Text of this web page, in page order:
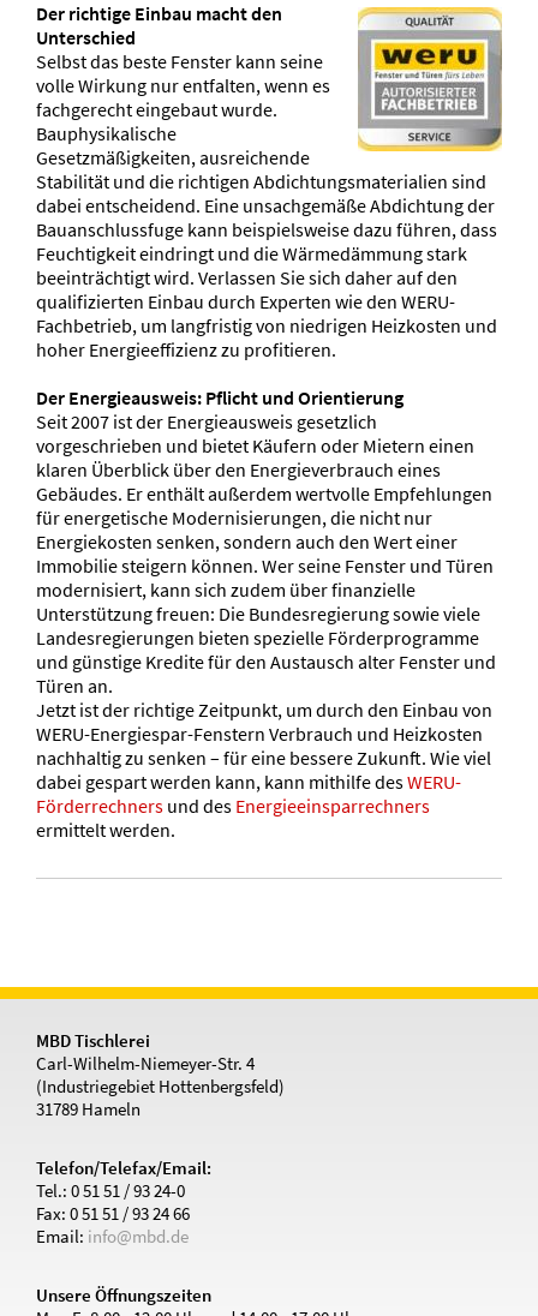
Der richtige Einbau macht den
Unterschied
Selbst das beste Fenster kann seine
volle Wirkung nur entfalten, wenn es
fachgerecht eingebaut wurde.
Bauphysikalische
Gesetzmäßigkeiten, ausreichende
Stabilität und die richtigen Abdichtungsmaterialien sind
dabei entscheidend. Eine unsachgemäße Abdichtung der
Bauanschlussfuge kann beispielsweise dazu führen, dass
Feuchtigkeit eindringt und die Wärmedämmung stark
beeinträchtigt wird. Verlassen Sie sich daher auf den
qualifizierten Einbau durch Experten wie den WERU-
Fachbetrieb, um langfristig von niedrigen Heizkosten und
hoher Energieeffizienz zu profitieren.
Der Energieausweis: Pflicht und Orientierung
Seit 2007 ist der Energieausweis gesetzlich
vorgeschrieben und bietet Käufern oder Mietern einen
klaren Überblick über den Energieverbrauch eines
Gebäudes. Er enthält außerdem wertvolle Empfehlungen
für energetische Modernisierungen, die nicht nur
Energiekosten senken, sondern auch den Wert einer
Immobilie steigern können. Wer seine Fenster und Türen
modernisiert, kann sich zudem über finanzielle
Unterstützung freuen: Die Bundesregierung sowie viele
Landesregierungen bieten spezielle Förderprogramme
und günstige Kredite für den Austausch alter Fenster und
Türen an.
Jetzt ist der richtige Zeitpunkt, um durch den Einbau von
WERU-Energiespar-Fenstern Verbrauch und Heizkosten
nachhaltig zu senken – für eine bessere Zukunft. Wie viel
dabei gespart werden kann, kann mithilfe desWERU-
Förderrechners und des Energieeinsparrechners
ermittelt werden.
MBD Tischlerei
Carl-Wilhelm-Niemeyer-Str. 4
(Industriegebiet Hottenbergsfeld)
31789 Hameln
Telefon/Telefax/Email:
Tel.: 0 51 51 / 93 24-0
Fax: 0 51 51 / 93 24 66
Email: info@mbd.de
Unsere Öffnungszeiten